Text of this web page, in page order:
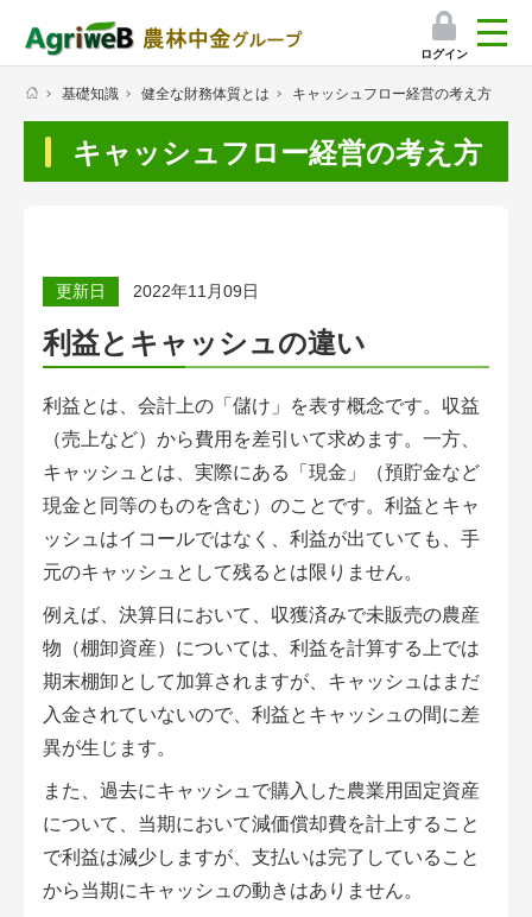
ログイン
検索
マイページ
栽培アシストAI
挑戦者たちの奮闘記
会員登録無料 アグリウェブの使い方
AgriweBダイレクトメッセージ
経営アシストチャット
相談できる専門家一覧
アクション別メニュー
コラム・事例集
基礎知識 健全な財務体質とは キャッシュフロー経営の考え方
キャッシュフロー経営の考え方
更新日 2022年11月09日
利益とキャッシュの違い
利益とは、会計上の「儲け」を表す概念です。収益
（売上など）から費用を差引いて求めます。一方、
キャッシュとは、実際にある「現金」（預貯金など
現金と同等のものを含む）のことです。利益とキャ
ッシュはイコールではなく、利益が出ていても、手
元のキャッシュとして残るとは限りません。
例えば、決算日において、収獲済みで未販売の農産
物（棚卸資産）については、利益を計算する上では
期末棚卸として加算されますが、キャッシュはまだ
入金されていないので、利益とキャッシュの間に差
異が生じます。
また、過去にキャッシュで購入した農業用固定資産
について、当期において減価償却費を計上すること
で利益は減少しますが、支払いは完了していること
から当期にキャッシュの動きはありません。